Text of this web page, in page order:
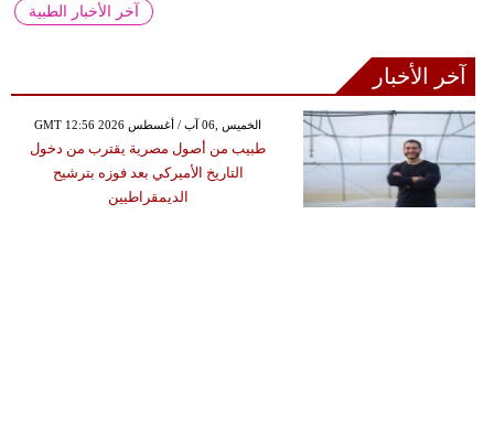
آخر الأخبار الطبية
آخر الأخبار
GMT 12:56 2026 الخميس ,06 آب / أغسطس
طبيب من أصول مصرية يقترب من دخول
التاريخ الأميركي بعد فوزه بترشيح
الديمقراطيين